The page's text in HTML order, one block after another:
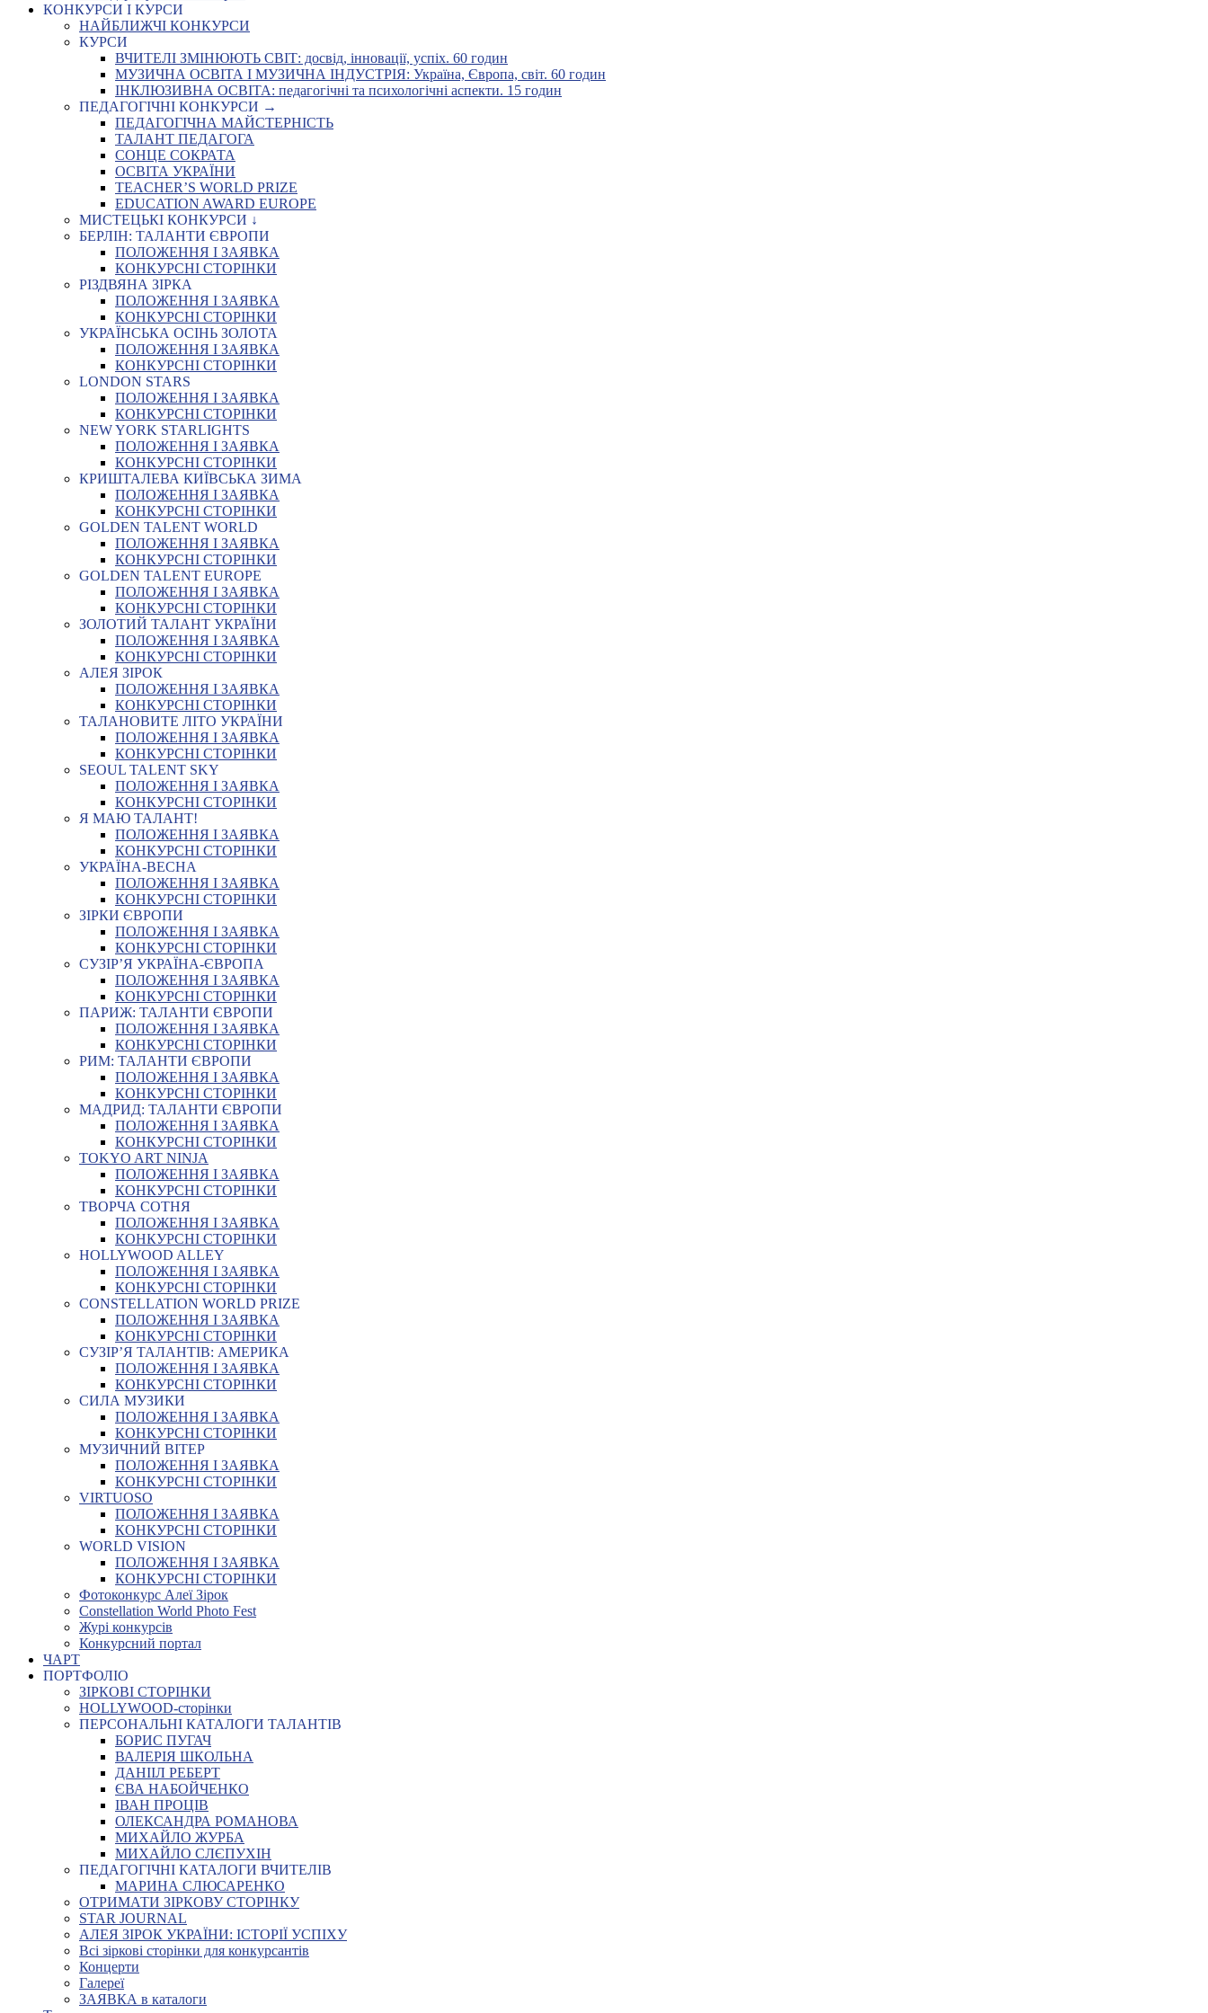
КОНКУРСИ І КУРСИ
НАЙБЛИЖЧІ КОНКУРСИ
КУРСИ
ВЧИТЕЛІ ЗМІНЮЮТЬ СВІТ: досвід, інновації, успіх. 60 годин
МУЗИЧНА ОСВІТА І МУЗИЧНА ІНДУСТРІЯ: Україна, Європа, світ. 60 годин
ІНКЛЮЗИВНА ОСВІТА: педагогічні та психологічні аспекти. 15 годин
ПЕДАГОГІЧНІ КОНКУРСИ →
ПЕДАГОГІЧНА МАЙСТЕРНІСТЬ
ТАЛАНТ ПЕДАГОГА
СОНЦЕ СОКРАТА
ОСВІТА УКРАЇНИ
TEACHER’S WORLD PRIZE
EDUCATION AWARD EUROPE
МИСТЕЦЬКІ КОНКУРСИ ↓
БЕРЛІН: ТАЛАНТИ ЄВРОПИ
ПОЛОЖЕННЯ І ЗАЯВКА
КОНКУРСНІ СТОРІНКИ
РІЗДВЯНА ЗІРКА
ПОЛОЖЕННЯ І ЗАЯВКА
КОНКУРСНІ СТОРІНКИ
УКРАЇНСЬКА ОСІНЬ ЗОЛОТА
ПОЛОЖЕННЯ І ЗАЯВКА
КОНКУРСНІ СТОРІНКИ
LONDON STARS
ПОЛОЖЕННЯ І ЗАЯВКА
КОНКУРСНІ СТОРІНКИ
NEW YORK STARLIGHTS
ПОЛОЖЕННЯ І ЗАЯВКА
КОНКУРСНІ СТОРІНКИ
КРИШТАЛЕВА КИЇВСЬКА ЗИМА
ПОЛОЖЕННЯ І ЗАЯВКА
КОНКУРСНІ СТОРІНКИ
GOLDEN TALENT WORLD
ПОЛОЖЕННЯ І ЗАЯВКА
КОНКУРСНІ СТОРІНКИ
GOLDEN TALENT EUROPE
ПОЛОЖЕННЯ І ЗАЯВКА
КОНКУРСНІ СТОРІНКИ
ЗОЛОТИЙ ТАЛАНТ УКРАЇНИ
ПОЛОЖЕННЯ І ЗАЯВКА
КОНКУРСНІ СТОРІНКИ
АЛЕЯ ЗІРОК
ПОЛОЖЕННЯ І ЗАЯВКА
КОНКУРСНІ СТОРІНКИ
ТАЛАНОВИТЕ ЛІТО УКРАЇНИ
ПОЛОЖЕННЯ І ЗАЯВКА
КОНКУРСНІ СТОРІНКИ
SEOUL TALENT SKY
ПОЛОЖЕННЯ І ЗАЯВКА
КОНКУРСНІ СТОРІНКИ
Я МАЮ ТАЛАНТ!
ПОЛОЖЕННЯ І ЗАЯВКА
КОНКУРСНІ СТОРІНКИ
УКРАЇНА-ВЕСНА
ПОЛОЖЕННЯ І ЗАЯВКА
КОНКУРСНІ СТОРІНКИ
ЗІРКИ ЄВРОПИ
ПОЛОЖЕННЯ І ЗАЯВКА
КОНКУРСНІ СТОРІНКИ
СУЗІР’Я УКРАЇНА-ЄВРОПА
ПОЛОЖЕННЯ І ЗАЯВКА
КОНКУРСНІ СТОРІНКИ
ПАРИЖ: ТАЛАНТИ ЄВРОПИ
ПОЛОЖЕННЯ І ЗАЯВКА
КОНКУРСНІ СТОРІНКИ
РИМ: ТАЛАНТИ ЄВРОПИ
ПОЛОЖЕННЯ І ЗАЯВКА
КОНКУРСНІ СТОРІНКИ
МАДРИД: ТАЛАНТИ ЄВРОПИ
ПОЛОЖЕННЯ І ЗАЯВКА
КОНКУРСНІ СТОРІНКИ
TOKYO ART NINJA
ПОЛОЖЕННЯ І ЗАЯВКА
КОНКУРСНІ СТОРІНКИ
ТВОРЧА СОТНЯ
ПОЛОЖЕННЯ І ЗАЯВКА
КОНКУРСНІ СТОРІНКИ
HOLLYWOOD ALLEY
ПОЛОЖЕННЯ І ЗАЯВКА
КОНКУРСНІ СТОРІНКИ
CONSTELLATION WORLD PRIZE
ПОЛОЖЕННЯ І ЗАЯВКА
КОНКУРСНІ СТОРІНКИ
СУЗІР’Я ТАЛАНТІВ: АМЕРИКА
ПОЛОЖЕННЯ І ЗАЯВКА
КОНКУРСНІ СТОРІНКИ
СИЛА МУЗИКИ
ПОЛОЖЕННЯ І ЗАЯВКА
КОНКУРСНІ СТОРІНКИ
МУЗИЧНИЙ ВІТЕР
ПОЛОЖЕННЯ І ЗАЯВКА
КОНКУРСНІ СТОРІНКИ
VIRTUOSO
ПОЛОЖЕННЯ І ЗАЯВКА
КОНКУРСНІ СТОРІНКИ
WORLD VISION
ПОЛОЖЕННЯ І ЗАЯВКА
КОНКУРСНІ СТОРІНКИ
Фотоконкурс Алеї Зірок
Constellation World Photo Fest
Журі конкурсів
Конкурсний портал
ЧАРТ
ПОРТФОЛІО
ЗІРКОВІ СТОРІНКИ
HOLLYWOOD-сторінки
ПЕРСОНАЛЬНІ КАТАЛОГИ ТАЛАНТІВ
БОРИС ПУГАЧ
ВАЛЕРІЯ ШКОЛЬНА
ДАНІІЛ РЕБЕРТ
ЄВА НАБОЙЧЕНКО
ІВАН ПРОЦІВ
ОЛЕКСАНДРА РОМАНОВА
МИХАЙЛО ЖУРБА
МИХАЙЛО СЛЄПУХІН
ПЕДАГОГІЧНІ КАТАЛОГИ ВЧИТЕЛІВ
МАРИНА СЛЮСАРЕНКО
ОТРИМАТИ ЗІРКОВУ СТОРІНКУ
STAR JOURNAL
АЛЕЯ ЗІРОК УКРАЇНИ: ІСТОРІЇ УСПІХУ
Всі зіркові сторінки для конкурсантів
Концерти
Галереї
ЗАЯВКА в каталоги